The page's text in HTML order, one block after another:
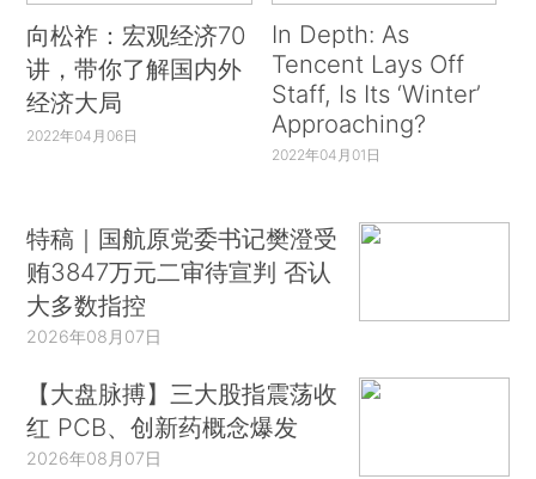
向松祚：宏观经济70
讲，带你了解国内外
经济大局
2022年04月06日
In Depth: As
Tencent Lays Off
Staff, Is Its ‘Winter’
Approaching?
2022年04月01日
特稿｜国航原党委书记樊澄受
贿3847万元二审待宣判 否认
大多数指控
2026年08月07日
【大盘脉搏】三大股指震荡收
红 PCB、创新药概念爆发
2026年08月07日